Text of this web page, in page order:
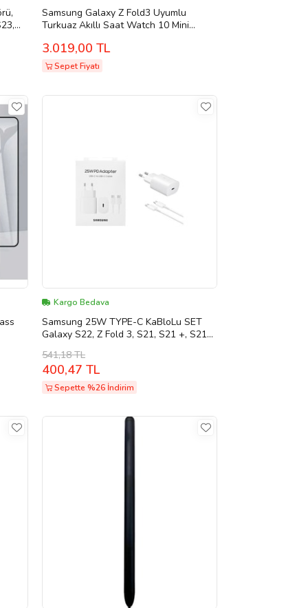
Z
Samsung Galaxy Z Fold3 Uyumlu
Turkuaz Akıllı Saat Watch 10 Mini
(Çam Yeşili)
3.019,00 TL
Sepet Fiyatı
Kargo Bedava
Samsung 25W TYPE-C KaBloLu SET
Galaxy S22, Z Fold 3, S21, S21 +, S21
FE 5G, Note20, A90, A80, A70, A71,
A72, AC Adaptör Şarj Cihazı ( TÜRKİYE
GARANTİLİ)...
541,18 TL
400,47 TL
Sepette %26 İndirim